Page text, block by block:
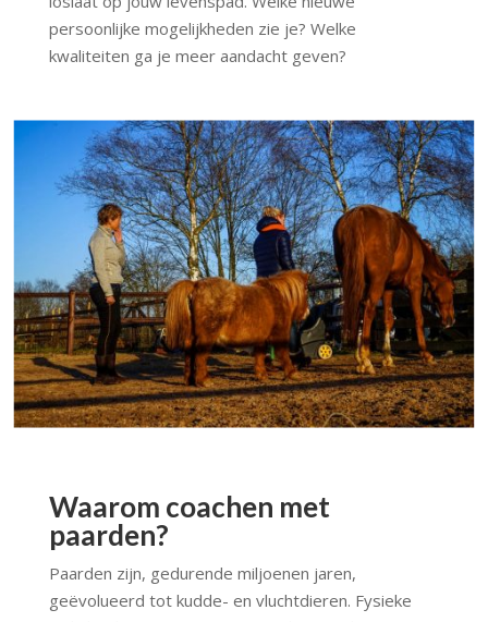
persoonlijke mogelijkheden zie je? Welke
kwaliteiten ga je meer aandacht geven?
Waarom coachen met
paarden?
Paarden zijn, gedurende miljoenen jaren,
geëvolueerd tot kudde- en vluchtdieren. Fysieke